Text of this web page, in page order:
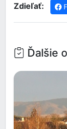
Zdieľať:
Ďalšie